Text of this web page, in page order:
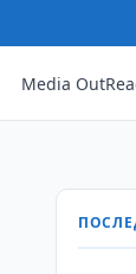
Media